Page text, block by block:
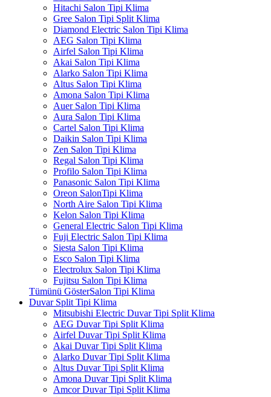
Hitachi Salon Tipi Klima
Gree Salon Tipi Split Klima
Diamond Electric Salon Tipi Klima
AEG Salon Tipi Klima
Airfel Salon Tipi Klima
Akai Salon Tipi Klima
Alarko Salon Tipi Klima
Altus Salon Tipi Klima
Amona Salon Tipi Klima
Auer Salon Tipi Klima
Aura Salon Tipi Klima
Cartel Salon Tipi Klima
Daikin Salon Tipi Klima
Zen Salon Tipi Klima
Regal Salon Tipi Klima
Profilo Salon Tipi Klima
Panasonic Salon Tipi Klima
Oreon SalonTipi Klima
North Aire Salon Tipi Klima
Kelon Salon Tipi Klima
General Electric Salon Tipi Klima
Fuji Electric Salon Tipi Klima
Siesta Salon Tipi Klima
Esco Salon Tipi Klima
Electrolux Salon Tipi Klima
Fujitsu Salon Tipi Klima
Tümünü GösterSalon Tipi Klima
Duvar Split Tipi Klima
Mitsubishi Electric Duvar Tipi Split Klima
AEG Duvar Tipi Split Klima
Airfel Duvar Tipi Split Klima
Akai Duvar Tipi Split Klima
Alarko Duvar Tipi Split Klima
Altus Duvar Tipi Split Klima
Amona Duvar Tipi Split Klima
Amcor Duvar Tipi Split Klima